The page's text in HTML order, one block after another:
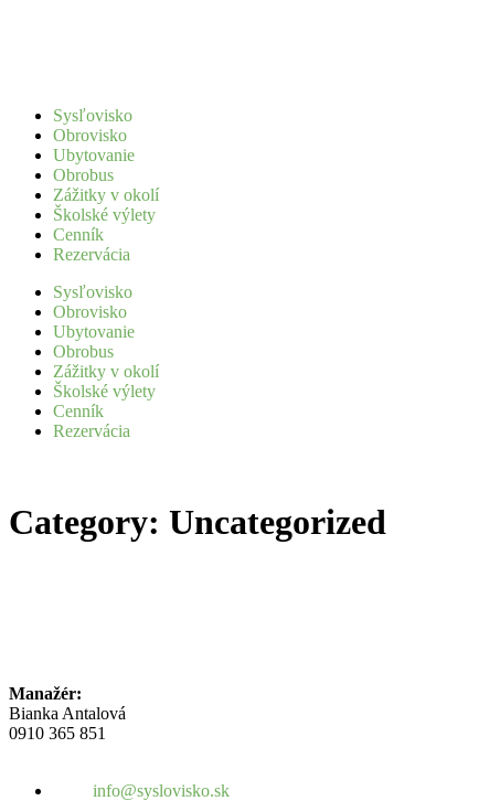
Sysľovisko
Obrovisko
Ubytovanie
Obrobus
Zážitky v okolí
Školské výlety
Cenník
Rezervácia
Sysľovisko
Obrovisko
Ubytovanie
Obrobus
Zážitky v okolí
Školské výlety
Cenník
Rezervácia
Category: Uncategorized
Manažér:
Bianka Antalová
0910 365 851
info@syslovisko.sk